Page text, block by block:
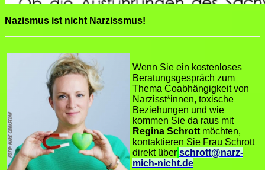
Nazismus ist nicht Narzissmus!
Wenn Sie ein kostenloses
Beratungsgespräch zum
Thema Coabhängigkeit von
Narzisst*innen, toxische
Beziehungen und wie
kommen Sie da raus mit
Regina Schrott möchten,
kontaktieren Sie Frau Schrott
direkt über schrott@narz-
mich-nicht.de